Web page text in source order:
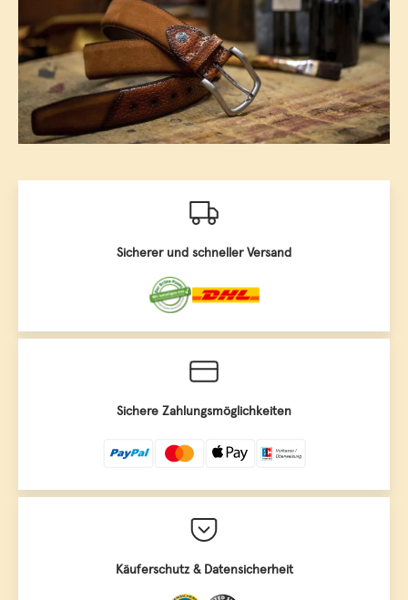
Sicherer und schneller Versand
Sichere Zahlungsmöglichkeiten
Käuferschutz & Datensicherheit